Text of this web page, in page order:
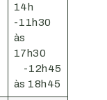
14h
-11h30
às
17h30
-12h45
às 18h45